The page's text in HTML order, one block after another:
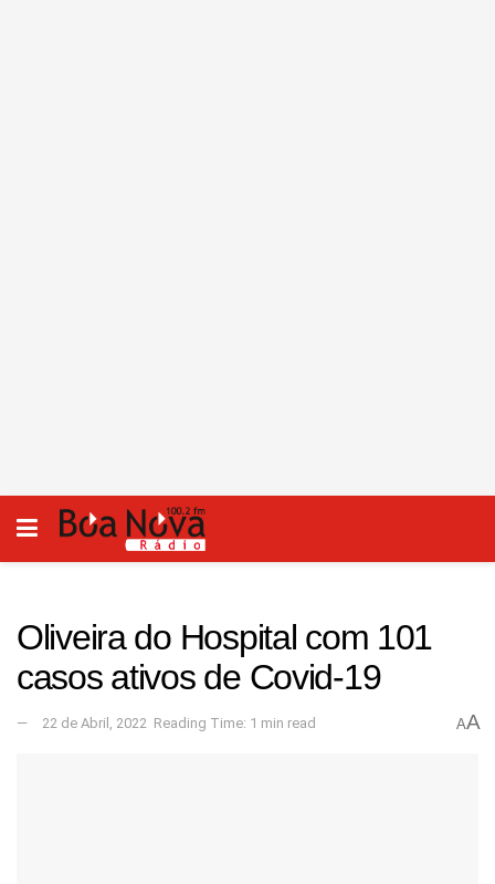
Oliveira do Hospital com 101
casos ativos de Covid-19
22 de Abril, 2022 Reading Time: 1 min read AA